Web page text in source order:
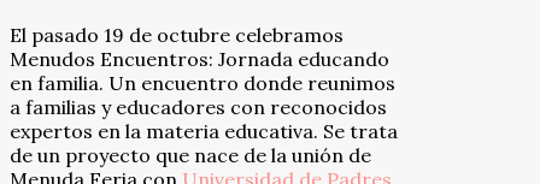
El pasado 19 de octubre celebramos
Menudos Encuentros: Jornada educando
en familia. Un encuentro donde reunimos
a familias y educadores con reconocidos
expertos en la materia educativa. Se trata
de un proyecto que nace de la unión de
Menuda Feria con Universidad de Padres